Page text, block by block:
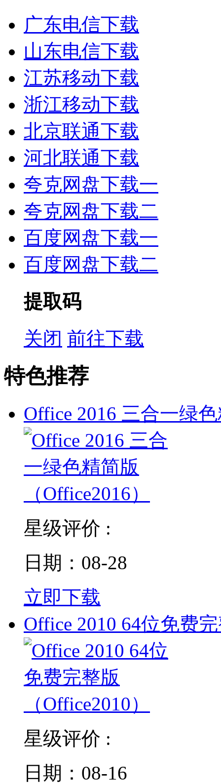
广东电信下载
山东电信下载
江苏移动下载
浙江移动下载
北京联通下载
河北联通下载
夸克网盘下载一
夸克网盘下载二
百度网盘下载一
百度网盘下载二
提取码
关闭 前往下载
特色推荐
Office 2016 三合一绿
星级评价 :
日期：08-28
立即下载
Office 2010 64位免费
星级评价 :
日期：08-16